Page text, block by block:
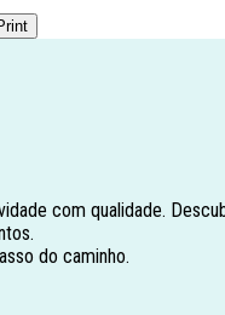
com qualidade.
do caminho.